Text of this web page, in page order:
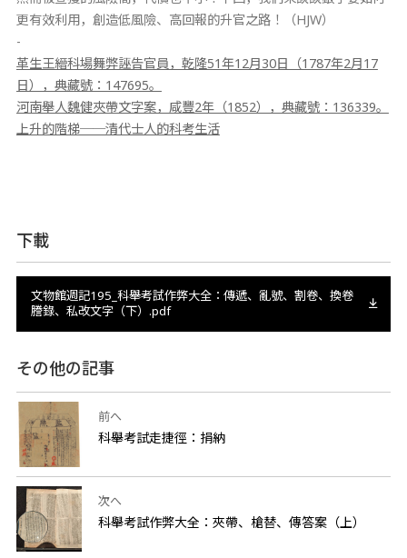
更有效利用，創造低風險、高回報的升官之路！（HJW）
-
革生王縉科場舞弊誣告官員，乾隆51年12月30日（1787年2月17
日），典藏號：147695。
河南舉人魏健夾帶文字案，咸豐2年（1852），典藏號：136339。
上升的階梯──清代士人的科考生活
下載
文物館週記195_科舉考試作弊大全：傳遞、亂號、割卷、換卷
謄錄、私改文字（下）.pdf
その他の記事
前へ
科舉考試走捷徑：捐納
次へ
科舉考試作弊大全：夾帶、槍替、傳答案（上）